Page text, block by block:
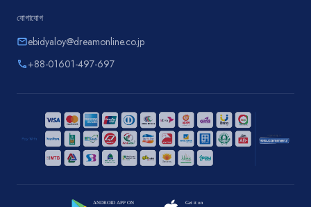
যোগাযোগ
emailebidyaloy@dreamonline.co.jp
phone+88-01601-497-697